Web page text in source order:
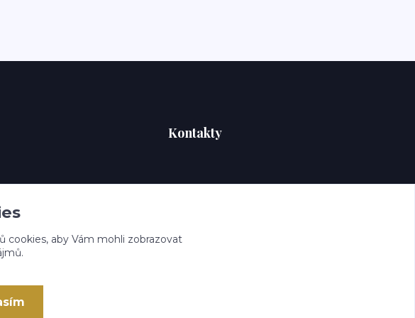
Kontakty
cookies, aby Vám mohli zobrazovat